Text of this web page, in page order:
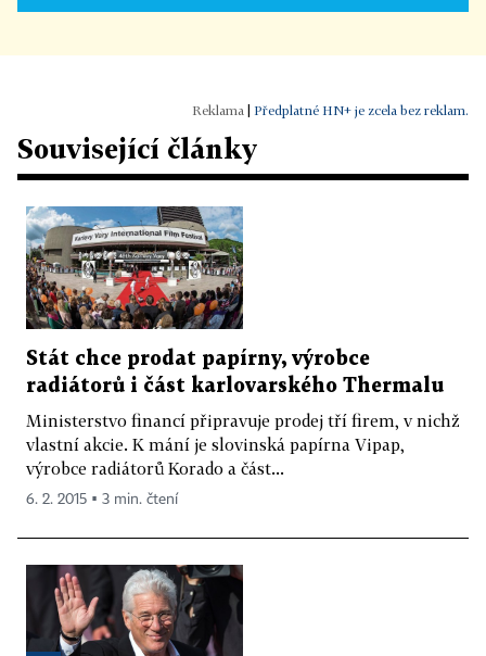
Předplatné HN+ je zcela bez reklam.
Související články
Stát chce prodat papírny, výrobce
radiátorů i část karlovarského Thermalu
Ministerstvo financí připravuje prodej tří firem, v nichž
vlastní akcie. K mání je slovinská papírna Vipap,
výrobce radiátorů Korado a část...
6. 2. 2015 ▪ 3 min. čtení